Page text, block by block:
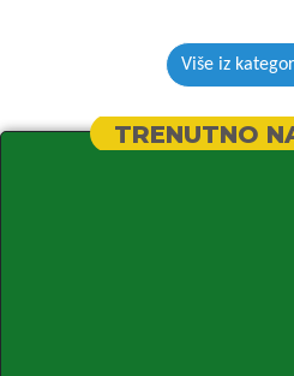
Više iz
TRENUTNO